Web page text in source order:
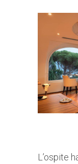
L’ospite